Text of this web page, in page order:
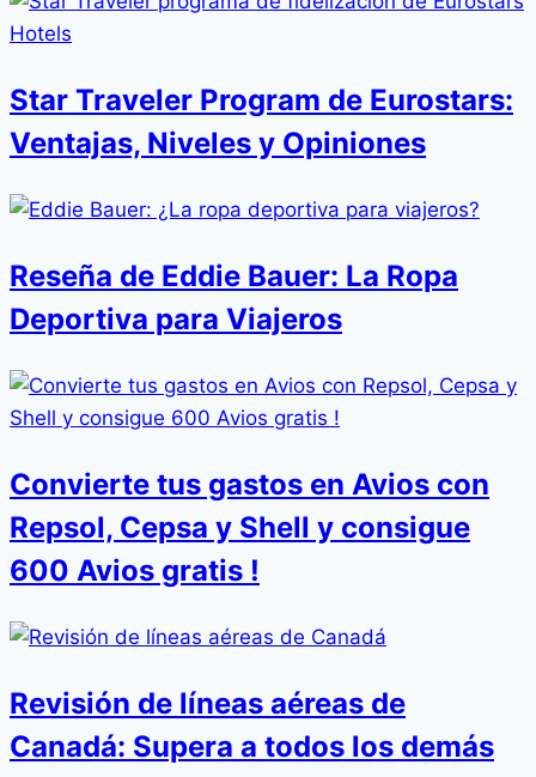
Star Traveler Program de Eurostars:
Ventajas, Niveles y Opiniones
Reseña de Eddie Bauer: La Ropa
Deportiva para Viajeros
Convierte tus gastos en Avios con
Repsol, Cepsa y Shell y consigue
600 Avios gratis !
Revisión de líneas aéreas de
Canadá: Supera a todos los demás